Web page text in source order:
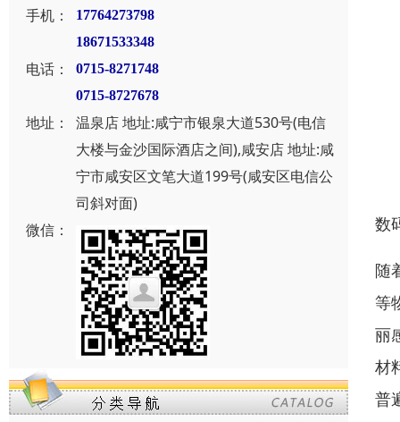
手机：
17764273798
18671533348
电话：
0715-8271748
0715-8727678
地址：
温泉店 地址:咸宁市银泉大道530号(电信
大楼与金沙国际酒店之间),咸安店 地址:咸
宁市咸安区文笔大道199号(咸安区电信公
司斜对面)
微信：
数
随
等
丽
材
普